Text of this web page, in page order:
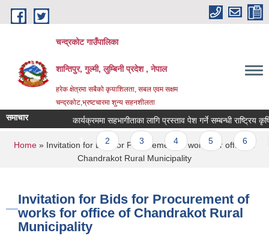
Skip to main content
चन्द्रकोट गाउँपालिका
शान्तिपुर, गुल्मी, लुम्बिनी प्रदेश , नेपाल
हरेक क्षेत्रमा सबैको कृयाशिलता, सबल एवम सक्षम
चन्द्रकोट,भ्रष्टचारमा शुन्य सहनशीलता
समाचार कार्यक्रममा सहभागीताका लागि प्रस्ताव पेश गर्ने सम्बन्धी राष्ट्रिय
Pages
1 2 3 6
You are here
Home » Invitation for Bids for Procurement of works for office of
Chandrakot Rural Municipality
Invitation for Bids for Procurement of
works for office of Chandrakot Rural
Municipality